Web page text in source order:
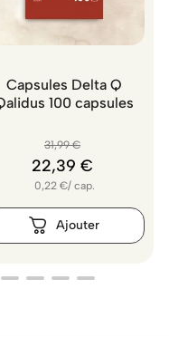
Capsules Delta Q
100 capsules
31,99 €
22,39 €
0,22 €/ cap.